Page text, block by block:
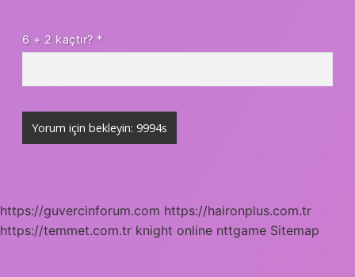
6 + 2 kaçtır? *
https://guvercinforum.com https://haironplus.com.tr
https://temmet.com.tr knight online nttgame Sitemap